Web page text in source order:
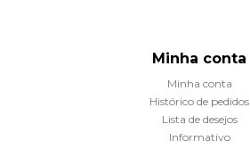
Minha conta
Minha conta
Histórico de pedidos
Lista de desejos
Informativo